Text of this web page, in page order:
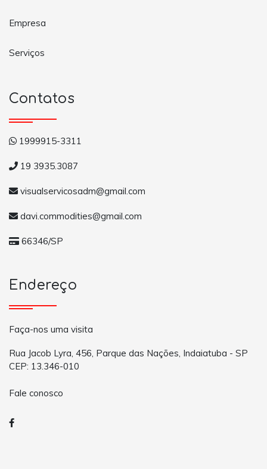
Empresa
Serviços
Contatos
1999915-3311
19 3935.3087
visualservicosadm@gmail.com
davi.commodities@gmail.com
66346/SP
Endereço
Faça-nos uma visita
Rua Jacob Lyra, 456, Parque das Nações, Indaiatuba - SP
CEP: 13.346-010
Fale conosco